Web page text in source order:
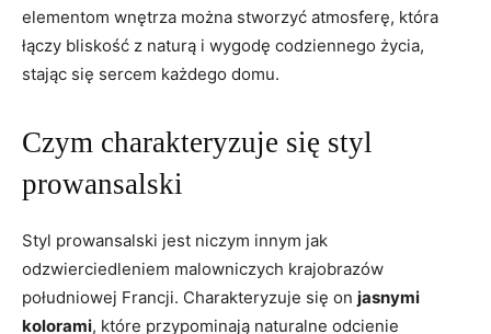
elementom wnętrza można stworzyć atmosferę, która
łączy bliskość z naturą i wygodę codziennego ‌życia,⁢
stając się sercem każdego domu.
Czym charakteryzuje się styl
prowansalski
Styl⁢ prowansalski jest niczym innym jak
odzwierciedleniem malowniczych krajobrazów
południowej Francji. Charakteryzuje ⁢się on jasnymi
⁢kolorami, które przypominają naturalne odcienie